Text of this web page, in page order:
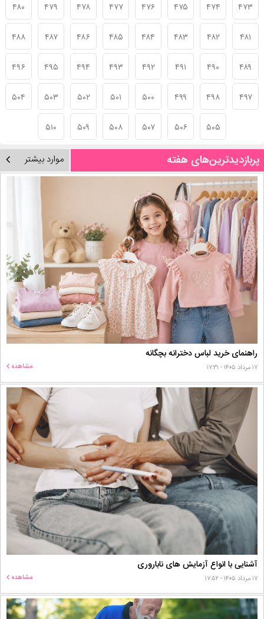
۴۷۳ ۴۷۴ ۴۷۵ ۴۷۶ ۴۷۷ ۴۷۸ ۴۷۹ ۴۸۰
۴۸۱ ۴۸۲ ۴۸۳ ۴۸۴ ۴۸۵ ۴۸۶ ۴۸۷ ۴۸۸
۴۸۹ ۴۹۰ ۴۹۱ ۴۹۲ ۴۹۳ ۴۹۴ ۴۹۵ ۴۹۶
۴۹۷ ۴۹۸ ۴۹۹ ۵۰۰ ۵۰۱ ۵۰۲ ۵۰۳ ۵۰۴
۵۰۵ ۵۰۶ ۵۰۷ ۵۰۸ ۵۰۹ ۵۱۰
پربازدیدترین‌های هفته موارد بیشتر
راهنمای خرید لباس دخترانه بچگانه
۱۷ مرداد ۱۴۰۵ - ۱۷:۳۱ مشاهده
آشنایی با انواع آزمایش های ناباروری
۱۷ مرداد ۱۴۰۵ - ۱۷:۵۲ مشاهده